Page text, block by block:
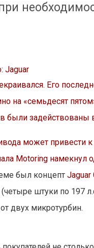
Jaguar
Его
на «семьдесят
были задействованы
может привести
Motoring намекнул
был концептJaguar
штуки по 197
двух микротурбин.